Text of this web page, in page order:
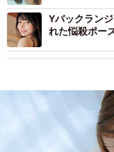
Yバックラン
れた悩殺ポー